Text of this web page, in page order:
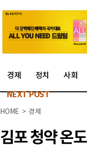
경제 정치 사회
NEXT POST
HOME > 경제
김포 청약 온